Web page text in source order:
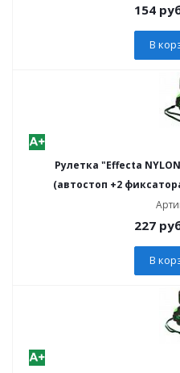
154
В
Рулетка "Effecta
(автостоп +2
227
В